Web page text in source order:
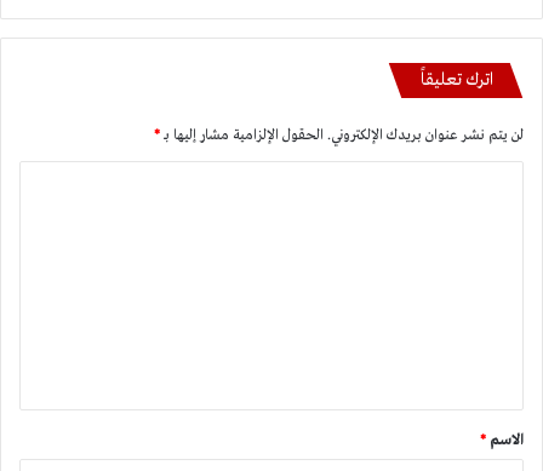
اترك تعليقاً
لن يتم نشر عنوان بريدك الإلكتروني. الحقول الإلزامية مشار إليها بـ*
*
الاسم *